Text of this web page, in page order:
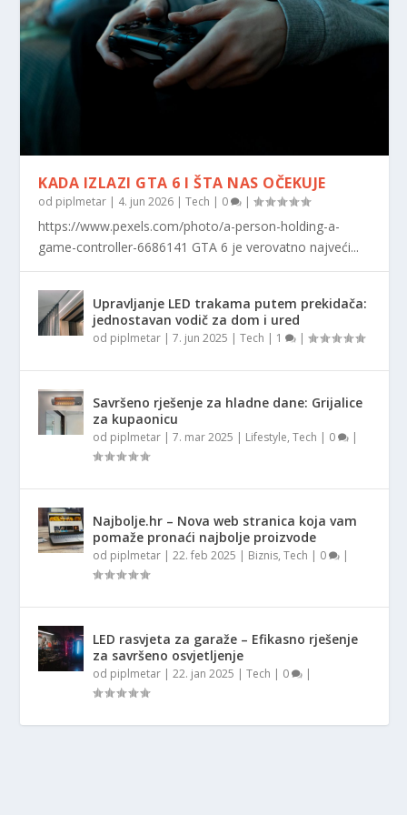
KADA IZLAZI GTA 6 I ŠTA NAS OČEKUJE
od piplmetar | 4. jun 2026 |Tech | 0 |
https://www.pexels.com/photo/a-person-holding-a-
game-controller-6686141 GTA 6 je verovatno najveći...
Upravljanje LED trakama putem prekidača:
jednostavan vodič za dom i ured
od piplmetar |7. jun 2025 |Tech | 1 |
Savršeno rješenje za hladne dane: Grijalice
za kupaonicu
od piplmetar |7. mar 2025 | Lifestyle,Tech | 0 |
Najbolje.hr – Nova web stranica koja vam
pomaže pronaći najbolje proizvode
od piplmetar |22. feb 2025 | Biznis,Tech | 0 |
LED rasvjeta za garaže – Efikasno rješenje
za savršeno osvjetljenje
od piplmetar |22. jan 2025 |Tech | 0 |